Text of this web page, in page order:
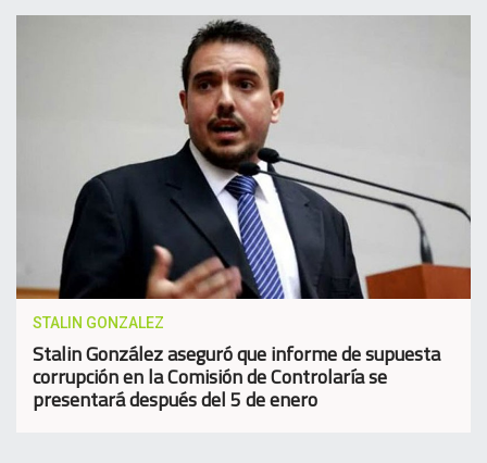
STALIN GONZALEZ
Stalin González aseguró que informe de supuesta
corrupción en la Comisión de Controlaría se
presentará después del 5 de enero